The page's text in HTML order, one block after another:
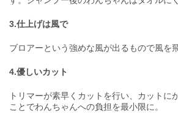
3.仕上げは風で
ブロアーという強めな風が出るもので風を
4.優しいカット
トリマーが素早くカットを行い、カットに
ことでわんちゃんへの負担を最小限に。